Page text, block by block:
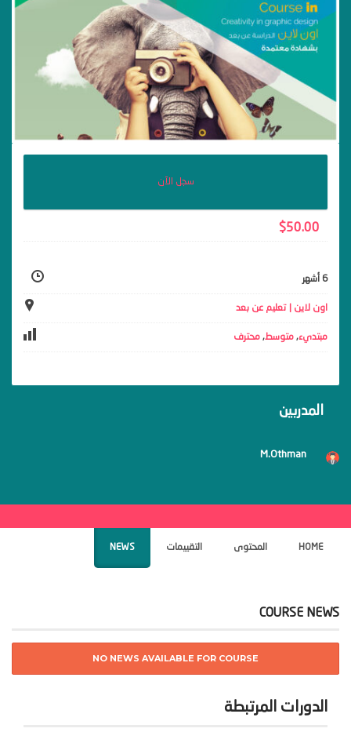
سجل الآن
$50.00
6 أشهر
اون لاين | تعليم عن بعد
مبتديء, متوسط, محترف
المدربين
M.Othman
HOME المحتوى التقييمات NEWS
COURSE NEWS
NO NEWS AVAILABLE FOR COURSE
الدورات المرتبطة